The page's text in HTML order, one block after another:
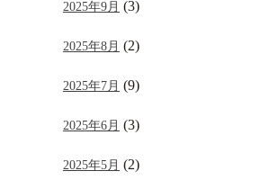
2025年9月 (3)
2025年8月 (2)
2025年7月 (9)
2025年6月 (3)
2025年5月 (2)